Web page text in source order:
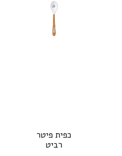
כפית פיטר
רביט